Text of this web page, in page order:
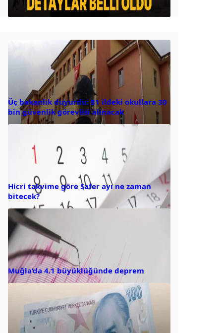
Üç bakanlık duyurdu: 81 ildeki okullara 30
bin güvenlik görevlisi alınacak
Hicri takvime göre Safer ayı ne zaman
bitecek?
Muğla’da 4.1 büyüklüğünde deprem